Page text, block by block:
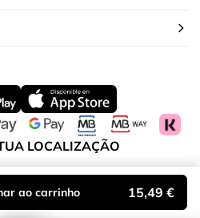
ao carrinho 15,49 €
LOCALIZAÇÃO